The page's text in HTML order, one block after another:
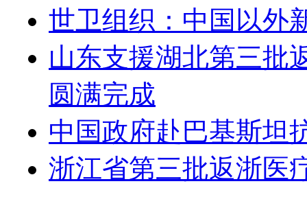
世卫组织：中国以外
山东支援湖北第三批
圆满完成
中国政府赴巴基斯坦
浙江省第三批返浙医